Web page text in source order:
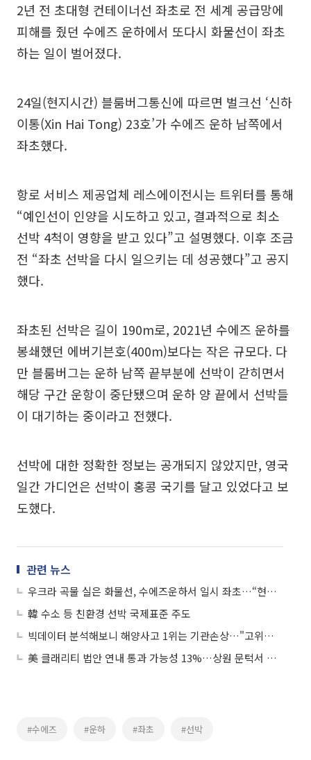
2년 전 초대형 컨테이너선 좌초로 전 세계 공급망에
피해를 줬던 수에즈 운하에서 또다시 화물선이 좌초
하는 일이 벌어졌다.
24일(현지시간) 블룸버그통신에 따르면 벌크선 ‘신하
이통(Xin Hai Tong) 23호’가 수에즈 운하 남쪽에서
좌초했다.
항로 서비스 제공업체 레스에이전시는 트위터를 통해
“예인선이 인양을 시도하고 있고, 결과적으로 최소
선박 4척이 영향을 받고 있다”고 설명했다. 이후 조금
전 “좌초 선박을 다시 일으키는 데 성공했다”고 공지
했다.
좌초된 선박은 길이 190m로, 2021년 수에즈 운하를
봉쇄했던 에버기븐호(400m)보다는 작은 규모다. 다
만 블룸버그는 운하 남쪽 끝부분에 선박이 갇히면서
해당 구간 운항이 중단됐으며 운하 양 끝에서 선박들
이 대기하는 중이라고 전했다.
선박에 대한 정확한 정보는 공개되지 않았지만, 영국
일간 가디언은 선박이 홍콩 국기를 달고 있었다고 보
도했다.
관련 뉴스
우크라 곡물 실은 화물선, 수에즈운하서 일시 좌초…“현재 통항 정상적”
韓 수소 등 친환경 선박 국제표준 주도
빅데이터 분석해보니 해양사고 1위는 기관손상…"고위험 선박 관리 강화"
美 클래리티 법안 연내 통과 가능성 13%…상원 문턱서 제동
#수에즈 #운하 #좌초 #선박